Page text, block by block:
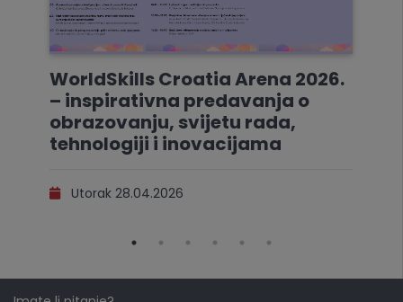
WorldSkills Croatia Arena 2026.
– inspirativna predavanja o
obrazovanju, svijetu rada,
tehnologiji i inovacijama
Utorak 28.04.2026